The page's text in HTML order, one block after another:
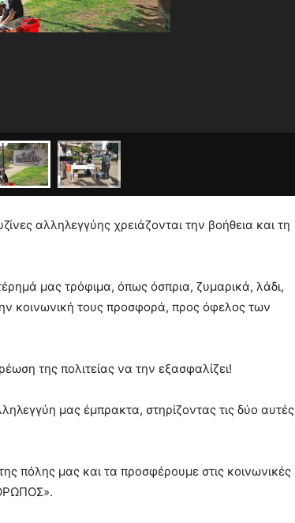
αλληλεγγύης χρειάζονται την βοήθεια και τη
μας τρόφιμα, όπως όσπρια, ζυμαρικά, λάδι,
κοινωνική τους προσφορά, προς όφελος των
της πολιτείας να την εξασφαλίζει!
μας έμπρακτα, στηρίζοντας τις δύο αυτές
πόλης μας και τα προσφέρουμε στις κοινωνικές